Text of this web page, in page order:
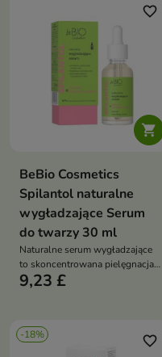

favorite_border
BeBio Cosmetics
Spilantol naturalne
wygładzające Serum
do twarzy 30 ml
Naturalne serum wygładzające
to skoncentrowana pielęgnacja
anti-aging, która poprawia
9,23 £
-18% favorite_border